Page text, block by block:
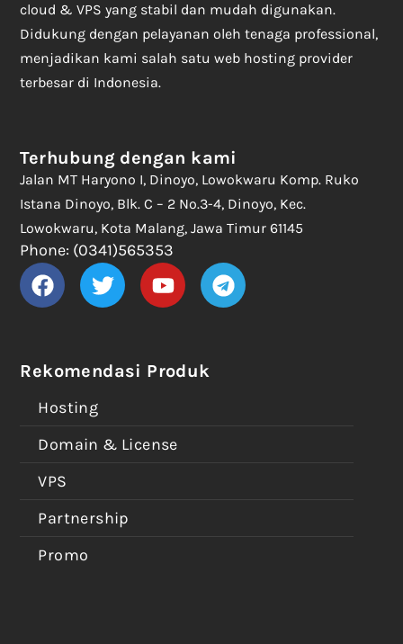
cloud & VPS yang stabil dan mudah digunakan.
Didukung dengan pelayanan oleh tenaga professional,
menjadikan kami salah satu web hosting provider
terbesar di Indonesia.
Rekomendasi Produk
Hosting
Domain & License
VPS
Partnership
Promo
Terhubung dengan kami
Jalan MT Haryono I, Dinoyo, Lowokwaru Komp. Ruko
Istana Dinoyo, Blk. C – 2 No.3-4, Dinoyo, Kec.
Lowokwaru, Kota Malang, Jawa Timur 61145
Phone: (0341)565353